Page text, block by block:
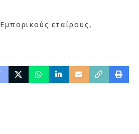
Εμπορικούς εταίρους